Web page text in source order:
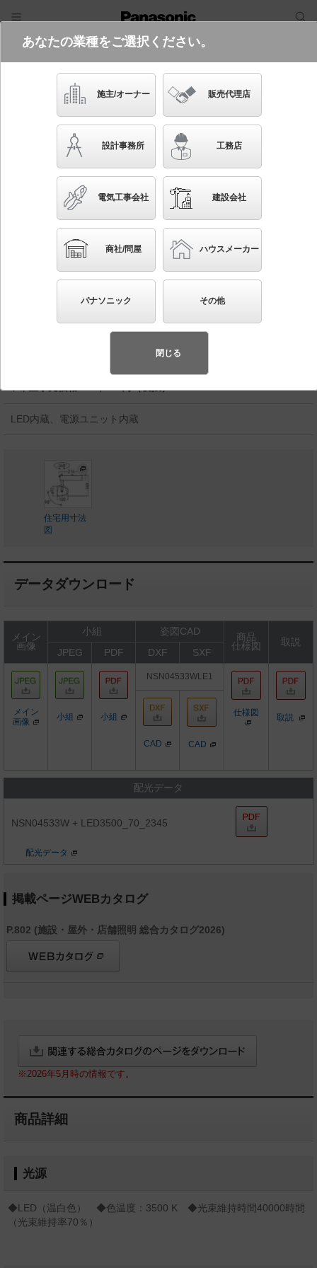
電気・建築設備（ビジネス）
フリーワード
品番・キーワード
かんたん照度計算
NSN04533W LE1
配線ダクト取付型 LED（温白色） スポットライト
ビーム角32度・広角タイプ LED 250形
要望にお応えできる商品群です。）
◆希望小売価格 38,600 円（税抜）
LED内蔵、電源ユニット内蔵
住宅用寸法
図
データダウンロード
メイン
画像
小組 姿図CAD
商品
仕様図
取説
JPEG
PDF DXF SXF
メイン
画像
小組 小組
NSN04533WLE1
仕様図 取説
CAD CAD
配光データ
NSN04533W + LED3500_70_2345
配光データ
掲載ページWEBカタログ
P.802 (施設・屋外・店舗照明 総合カタログ2026)
※2026年5月時の情報です。
商品詳細
光源
◆LED（温白色） ◆色温度：3500 K ◆光束維持時間40000時間
（光束維持率70％）
あなたの業種をご選択ください。
施主/オーナー 販売代理店
設計事務所 工務店
電気工事会社 建設会社
商社/問屋 ハウスメーカー
パナソニック その他
閉じる